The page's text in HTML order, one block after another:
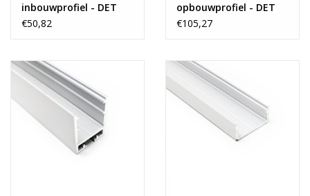
inbouwprofiel - DET
€50,82
opbouwprofiel - DET
€105,27